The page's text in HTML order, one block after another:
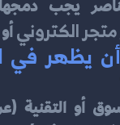
الكتروني